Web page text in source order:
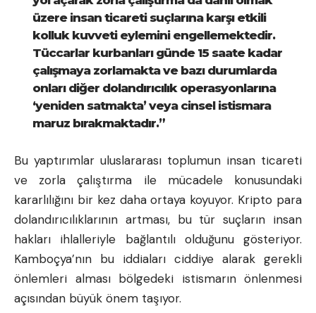
üzere insan ticareti suçlarına karşı etkili
kolluk kuvveti eylemini engellemektedir.
Tüccarlar kurbanları günde 15 saate kadar
çalışmaya zorlamakta ve bazı durumlarda
onları diğer dolandırıcılık operasyonlarına
‘yeniden satmakta’ veya cinsel istismara
maruz bırakmaktadır.”
Bu yaptırımlar uluslararası toplumun insan ticareti
ve zorla çalıştırma ile mücadele konusundaki
kararlılığını bir kez daha ortaya koyuyor. Kripto para
dolandırıcılıklarının artması, bu tür suçların insan
hakları ihlalleriyle bağlantılı olduğunu gösteriyor.
Kamboçya’nın bu iddiaları ciddiye alarak gerekli
önlemleri alması bölgedeki istismarın önlenmesi
açısından büyük önem taşıyor.